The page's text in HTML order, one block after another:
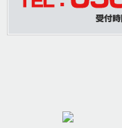
2025/07/26
2025/04/09